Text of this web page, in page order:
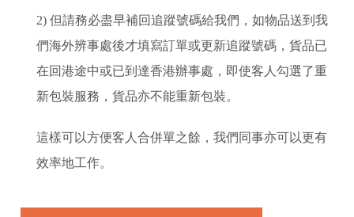
2) 但請務必盡早補回追蹤號碼給我們，如物品送到我
們海外辨事處後才填寫訂單或更新追蹤號碼，貨品已
在回港途中或已到達香港辦事處，即使客人勾選了重
新包裝服務，貨品亦不能重新包裝。
這樣可以方便客人合併單之餘，我們同事亦可以更有
效率地工作。